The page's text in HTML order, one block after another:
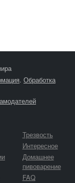
. Обработка
Трезвость
Интересное
Домашнее
пивоварение
FAQ